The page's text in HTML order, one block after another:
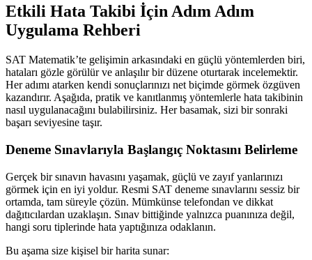
Etkili Hata Takibi İçin Adım Adım
Uygulama Rehberi
SAT Matematik’te gelişimin arkasındaki en güçlü yöntemlerden biri,
hataları gözle görülür ve anlaşılır bir düzene oturtarak incelemektir.
Her adımı atarken kendi sonuçlarınızı net biçimde görmek özgüven
kazandırır. Aşağıda, pratik ve kanıtlanmış yöntemlerle hata takibinin
nasıl uygulanacağını bulabilirsiniz. Her basamak, sizi bir sonraki
başarı seviyesine taşır.
Deneme Sınavlarıyla Başlangıç Noktasını Belirleme
Gerçek bir sınavın havasını yaşamak, güçlü ve zayıf yanlarınızı
görmek için en iyi yoldur. Resmi SAT deneme sınavlarını sessiz bir
ortamda, tam süreyle çözün. Mümkünse telefondan ve dikkat
dağıtıcılardan uzaklaşın. Sınav bittiğinde yalnızca puanınıza değil,
hangi soru tiplerinde hata yaptığınıza odaklanın.
Bu aşama size kişisel bir harita sunar: